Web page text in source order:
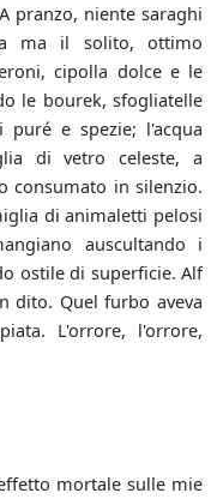
pranzo, niente saraghi
ma il solito, ottimo
cipolla dolce e le
le bourek, sfogliatelle
e spezie; l'acqua
di vetro celeste, a
consumato in silenzio.
di animaletti pelosi
auscultando i
ostile di superficie. Alf
dito. Quel furbo aveva
L'orrore, l'orrore,
mortale sulle mie